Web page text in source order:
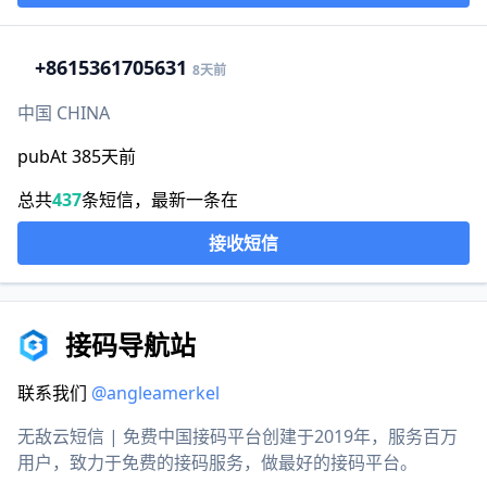
+8615361705631 8天前
中国 CHINA
pubAt 385天前
总共437条短信，最新一条在
接收短信
接码导航站
联系我们 @angleamerkel
无敌云短信 | 免费中国接码平台创建于2019年，服务百万
用户，致力于免费的接码服务，做最好的接码平台。